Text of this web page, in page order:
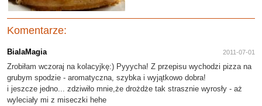
Komentarze:
BialaMagia 2011-07-01
Zrobiłam wczoraj na kolacyjkę:) Pyyycha! Z przepisu wychodzi pizza na
grubym spodzie - aromatyczna, szybka i wyjątkowo dobra!
i jeszcze jedno... zdziwiło mnie,że drożdże tak strasznie wyrosły - aż
wyleciały mi z miseczki hehe